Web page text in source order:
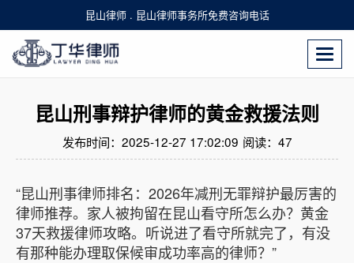
昆山律师 . 昆山律师事务所免费咨询电话
昆山刑事辩护律师的黄金救援法则
发布时间：2025-12-27 17:02:09 阅读： 47
“昆山刑事律师排名：2026年减刑无罪辩护最厉害的
律师推荐。家人被拘留在昆山看守所怎么办？黄金
37天救援律师攻略。听说进了看守所就完了，有没
有那种能办理取保候审成功率高的律师？”